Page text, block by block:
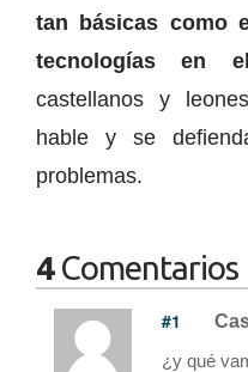
tan básicas como
tecnologías en
castellanos y
hable y se
problemas.
4Comentarios
#1
¿y qué